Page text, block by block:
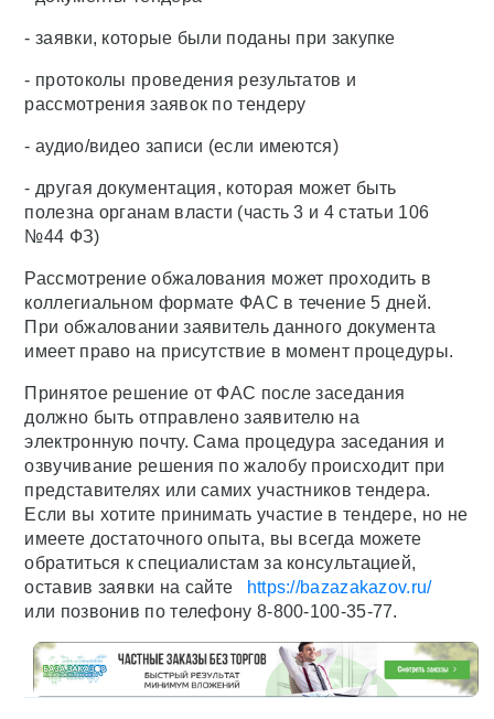
- заявки, которые были поданы при закупке
- протоколы проведения результатов и
рассмотрения заявок по тендеру
- аудио/видео записи (если имеются)
- другая документация, которая может быть
полезна органам власти (часть 3 и 4 статьи 106
№44 ФЗ)
Рассмотрение обжалования может проходить в
коллегиальном формате ФАС в течение 5 дней.
При обжаловании заявитель данного документа
имеет право на присутствие в момент процедуры.
Принятое решение от ФАС после заседания
должно быть отправлено заявителю на
электронную почту. Сама процедура заседания и
озвучивание решения по жалобу происходит при
представителях или самих участников тендера.
Если вы хотите принимать участие в тендере, но не
имеете достаточного опыта, вы всегда можете
обратиться к специалистам за консультацией,
оставив заявки на сайте
https://bazazakazov.ru/
или позвонив по телефону 8-800-100-35-77.